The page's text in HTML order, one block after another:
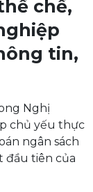
chế,
tin,
Nghị
chủ yếu thực
ngân sách
đầu tiên của